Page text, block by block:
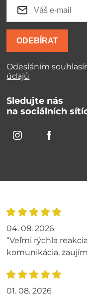
ODEBÍRAT
Odesláním
údajů
Sledujte nás
na sociálních
04. 08. 2026
“Veľmi rýchla
komunikácia,
01. 08. 2026